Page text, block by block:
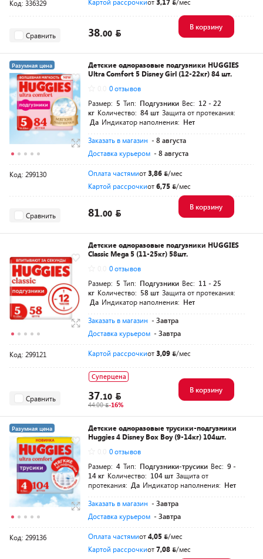
Код: 336329
Сравнить 38.00
В корзину
Разумная цена
Детские одноразовые подгузники HUGGIES
Ultra Comfort 5 Disney Girl (12-22кг) 84 шт.
0 отзывов
Размер: 5 Тип: Подгузники Вес: 12 - 22
кг Количество: 84 шт Защита от протекания:
Да Индикатор наполнения: Нет
Заказать в магазин - 8 августа
Доставка курьером - 8 августа
Код: 299130 Оплата частямиот3,86
/мес
Картой рассрочкиот6,75 /мес
Сравнить 81.00
В корзину
Детские одноразовые подгузники HUGGIES
Classic Mega 5 (11-25кг) 58шт.
0 отзывов
Размер: 5 Тип: Подгузники Вес: 11 - 25
кг Количество: 58 шт Защита от протекания:
Да Индикатор наполнения: Нет
Заказать в магазин - Завтра
Доставка курьером - Завтра
Код: 299121 Картой рассрочкиот3,09 /мес
Сравнить
Суперцена
37.10
44.00 -16%
В корзину
Разумная цена
Детские одноразовые трусики-подгузники
Huggies 4 Disney Box Boy (9-14кг) 104шт.
0 отзывов
Размер: 4 Тип: Подгузники-трусики Вес: 9 -
14 кг Количество: 104 шт Защита от
протекания: Да Индикатор наполнения: Нет
Заказать в магазин - Завтра
Доставка курьером - Завтра
Код: 299136 Оплата частямиот4,05
/мес
Картой рассрочкиот7,08 /мес